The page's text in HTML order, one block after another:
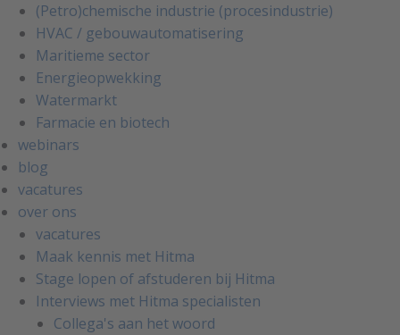
(Petro)chemische industrie (procesindustrie)
HVAC / gebouwautomatisering
Maritieme sector
Energieopwekking
Watermarkt
Farmacie en biotech
webinars
blog
vacatures
over ons
vacatures
Maak kennis met Hitma
Stage lopen of afstuderen bij Hitma
Interviews met Hitma specialisten
Collega's aan het woord